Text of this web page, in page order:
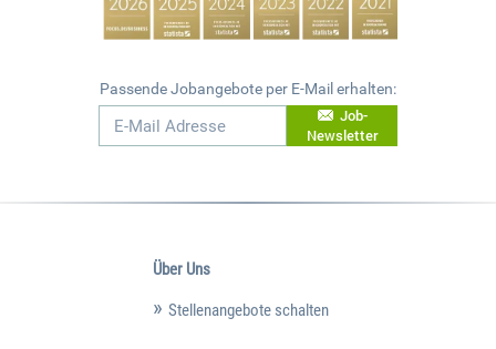
Passende Jobangebote per E-Mail erhalten:
Job-
Newsletter
Über Uns
Stellenangebote schalten